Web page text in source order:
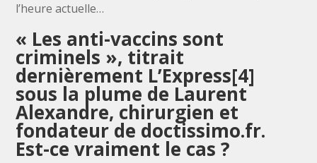
l’heure actuelle…
« Les anti-vaccins sont
criminels », titrait
dernièrement L’Express[4]
sous la plume de Laurent
Alexandre, chirurgien et
fondateur de doctissimo.fr.
Est-ce vraiment le cas ?